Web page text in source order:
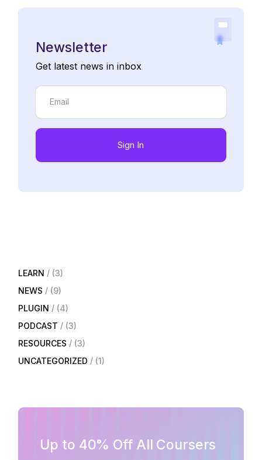
Newsletter
Get latest news in inbox
Sign In
LEARN
(3)
NEWS
(9)
PLUGIN
(4)
PODCAST
(3)
RESOURCES
(3)
UNCATEGORIZED
(1)
Up to 40% Off All Coursers